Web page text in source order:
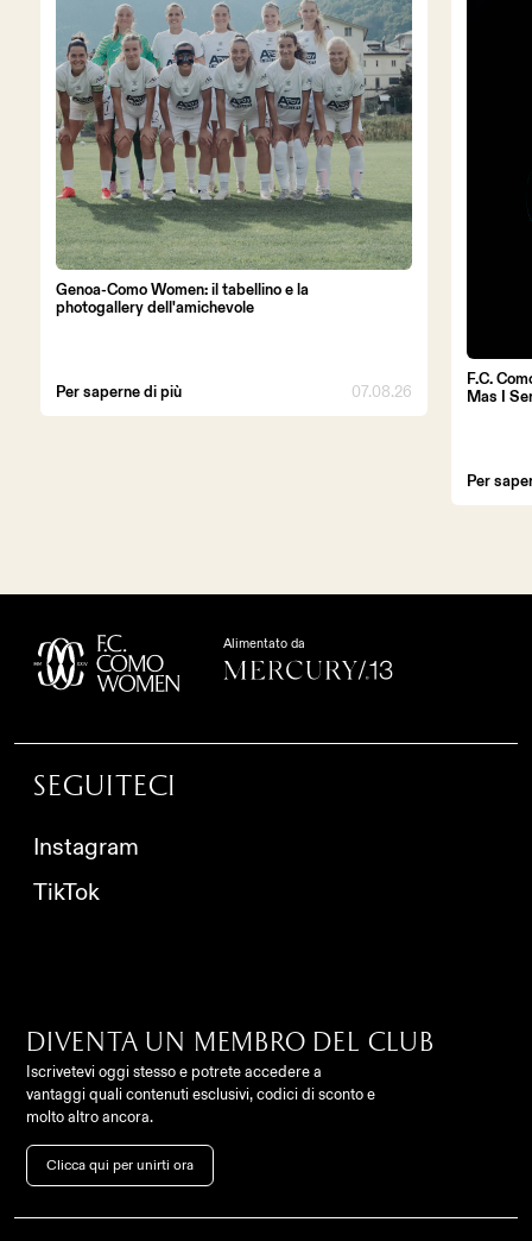
Contatto
FC Como Women Srl,
Via Alessandro Volta,
Italia
Genoa-Como Women: il tabellino e la
photogallery dell'amichevole
Per saperne di più 07.08.26
F.C.
Mas I
Per
Alimentato da
Seguiteci
Instagram
TikTok
Diventa un membro del club
Iscrivetevi oggi stesso e potrete accedere a
vantaggi quali contenuti esclusivi, codici di sconto e
molto altro ancora.
Clicca qui per unirti ora